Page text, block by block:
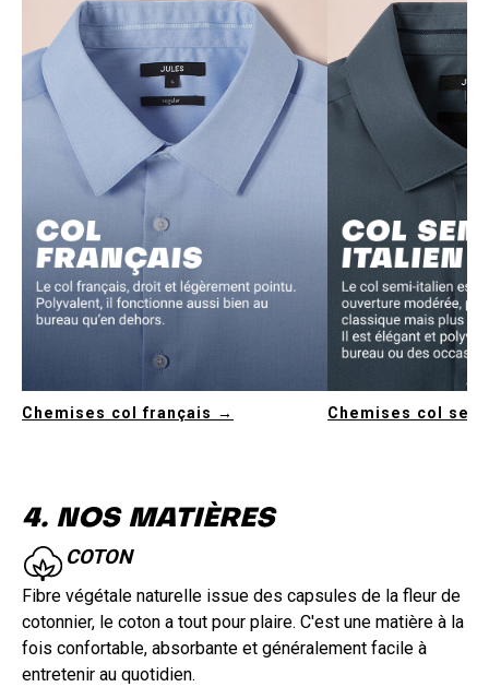
Chemises col français → Chemises col
4. NOS MATIÈRES
COTON
Fibre végétale naturelle issue des capsules de la fleur de
cotonnier, le coton a tout pour plaire. C'est une matière à la
fois confortable, absorbante et généralement facile à
entretenir au quotidien.